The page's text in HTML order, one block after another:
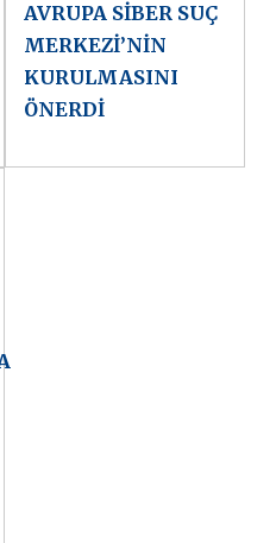
AVRUPA SİBER SUÇ
MERKEZİ’NİN
KURULMASINI
ÖNERDİ